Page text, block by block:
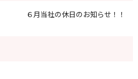
６月当社の休日のお知らせ！！